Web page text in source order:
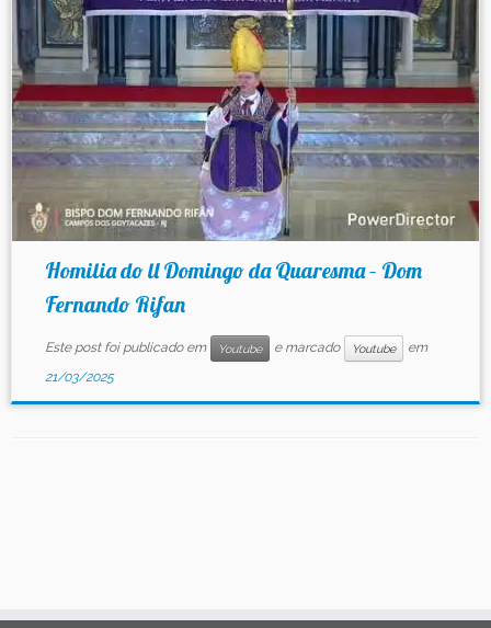
Contato
Homilia do ll Domingo da Quaresma – Dom
Fernando Rifan
Este post foi publicado em Youtube e marcado Youtube
em
21/03/2025